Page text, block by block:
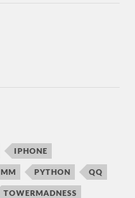
IPHONE
MM PYTHON QQ
TOWERMADNESS